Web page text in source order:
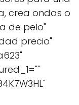
crea ondas o
de pelo"
precio"